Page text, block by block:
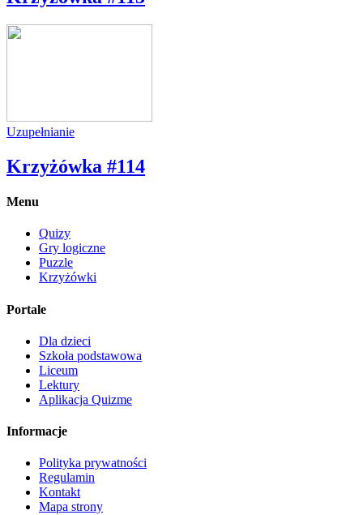
Uzupełnianie
Krzyżówka #114
Menu
Quizy
Gry logiczne
Puzzle
Krzyżówki
Portale
Dla dzieci
Szkoła podstawowa
Liceum
Lektury
Aplikacja Quizme
Informacje
Polityka prywatności
Regulamin
Kontakt
Mapa strony